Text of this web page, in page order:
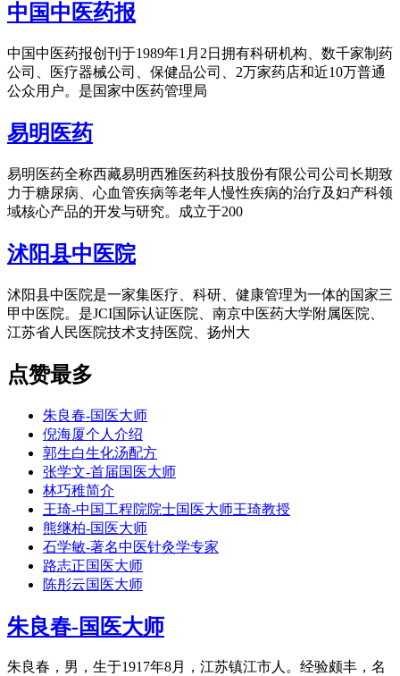
中国中医药报
中国中医药报创刊于1989年1月2日拥有科研机构、数千家制药
公司、医疗器械公司、保健品公司、2万家药店和近10万普通
公众用户。是国家中医药管理局
易明医药
易明医药全称西藏易明西雅医药科技股份有限公司公司长期致
力于糖尿病、心血管疾病等老年人慢性疾病的治疗及妇产科领
域核心产品的开发与研究。成立于200
沭阳县中医院
沭阳县中医院是一家集医疗、科研、健康管理为一体的国家三
甲中医院。是JCI国际认证医院、南京中医药大学附属医院、
江苏省人民医院技术支持医院、扬州大
点赞最多
朱良春-国医大师
倪海厦个人介绍
郭生白生化汤配方
张学文-首届国医大师
林巧稚简介
王琦-中国工程院院士国医大师王琦教授
熊继柏-国医大师
石学敏-著名中医针灸学专家
路志正国医大师
陈彤云国医大师
朱良春-国医大师
朱良春，男，生于1917年8月，江苏镇江市人。经验颇丰，名